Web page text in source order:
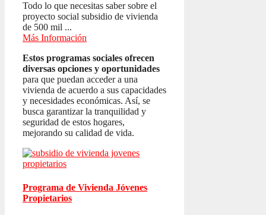
Todo lo que necesitas saber sobre el
proyecto social subsidio de vivienda
de 500 mil ...
Más Información
Estos programas sociales ofrecen
diversas opciones y oportunidades
para que puedan acceder a una
vivienda de acuerdo a sus capacidades
y necesidades económicas. Así, se
busca garantizar la tranquilidad y
seguridad de estos hogares,
mejorando su calidad de vida.
Programa de Vivienda Jóvenes
Propietarios